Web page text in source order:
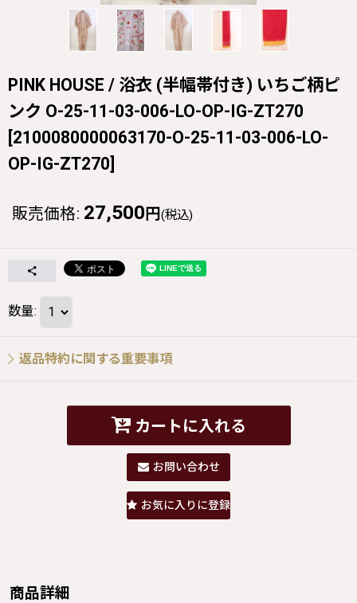
PINK HOUSE / 浴衣 (半幅帯付き) いちご柄ピ
ンク O-25-11-03-006-LO-OP-IG-ZT270
[2100080000063170-O-25-11-03-006-LO-
OP-IG-ZT270]
販売価格: 27,500 円 (税込)
数量:
返品特約に関する重要事項
カートに入れる
お問い合わせ
お気に入りに登録
商品詳細